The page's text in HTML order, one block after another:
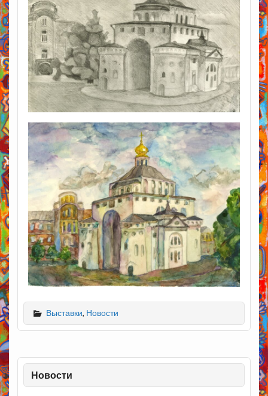
Выставки, Новости
Новости